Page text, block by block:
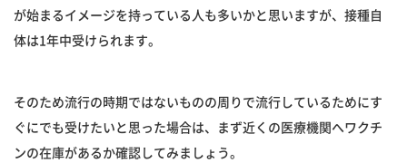
が始まるイメージを持っている人も多いかと思いますが、接種自
体は1年中受けられます。
そのため流行の時期ではないものの周りで流行しているためにす
ぐにでも受けたいと思った場合は、まず近くの医療機関へワクチ
ンの在庫があるか確認してみましょう。